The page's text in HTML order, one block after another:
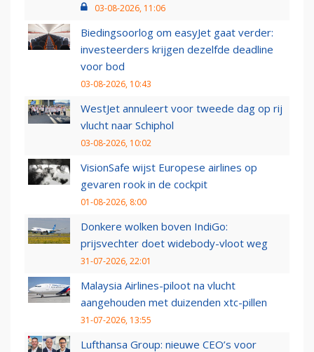
03-08-2026, 11:06
Biedingsoorlog om easyJet gaat verder:
investeerders krijgen dezelfde deadline
voor bod
03-08-2026, 10:43
WestJet annuleert voor tweede dag op rij
vlucht naar Schiphol
03-08-2026, 10:02
VisionSafe wijst Europese airlines op
gevaren rook in de cockpit
01-08-2026, 8:00
Donkere wolken boven IndiGo:
prijsvechter doet widebody-vloot weg
31-07-2026, 22:01
Malaysia Airlines-piloot na vlucht
aangehouden met duizenden xtc-pillen
31-07-2026, 13:55
Lufthansa Group: nieuwe CEO’s voor